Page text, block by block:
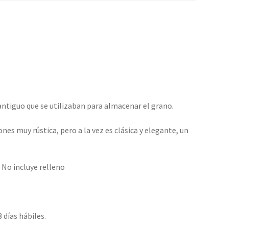
que se utilizaban para almacenar el grano.
muy rústica, pero a la vez es clásica y elegante, un
No incluye relleno
días hábiles.